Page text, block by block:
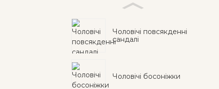
Чоловічі повсякденні
сандалі
Чоловічі босоніжки